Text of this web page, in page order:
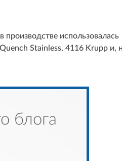
производстве использовалась
Stainless, 4116 Krupp и,
блога